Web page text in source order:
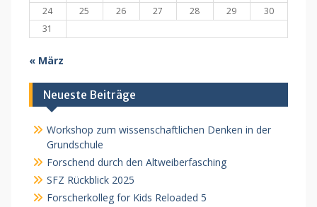
24
25 26 27 28 29
30
31
« März
Neueste Beiträge
Workshop zum wissenschaftlichen Denken in der
Grundschule
Forschend durch den Altweiberfasching
SFZ Rückblick 2025
Forscherkolleg for Kids Reloaded 5